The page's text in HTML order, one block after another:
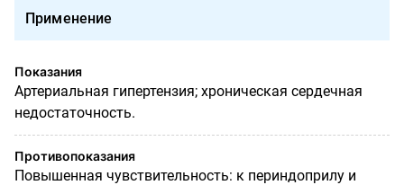
Применение
Показания
Артериальная гипертензия; хроническая сердечная
недостаточность.
Противопоказания
Повышенная чувствительность: к периндоприлу и